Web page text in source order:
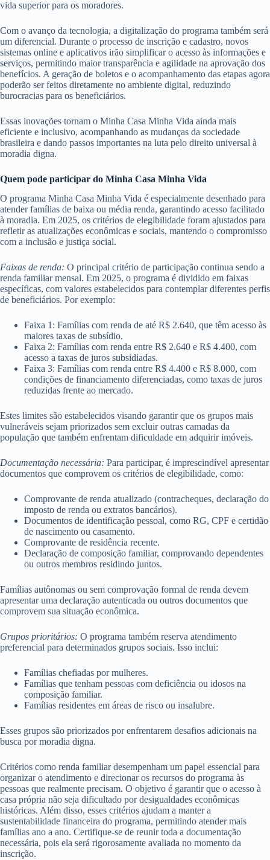
vida superior para os moradores.
Com o avanço da tecnologia, a digitalização do programa também será
um diferencial. Durante o processo de inscrição e cadastro, novos
sistemas online e aplicativos irão simplificar o acesso às informações e
serviços, permitindo maior transparência e agilidade na aprovação dos
benefícios. A geração de boletos e o acompanhamento das etapas agora
poderão ser feitos diretamente no ambiente digital, reduzindo
burocracias para os beneficiários.
Essas inovações tornam o Minha Casa Minha Vida ainda mais
eficiente e inclusivo, acompanhando as mudanças da sociedade
brasileira e dando passos importantes na luta pelo direito universal à
moradia digna.
Quem pode participar do Minha Casa Minha Vida
O programa Minha Casa Minha Vida é especialmente desenhado para
atender famílias de baixa ou média renda, garantindo acesso facilitado
à moradia. Em 2025, os critérios de elegibilidade foram ajustados para
refletir as atualizações econômicas e sociais, mantendo o compromisso
com a inclusão e justiça social.
Faixas de renda: O principal critério de participação continua sendo a
renda familiar mensal. Em 2025, o programa é dividido em faixas
específicas, com valores estabelecidos para contemplar diferentes perfis
de beneficiários. Por exemplo:
Faixa 1: Famílias com renda de até R$ 2.640, que têm acesso às
maiores taxas de subsídio.
Faixa 2: Famílias com renda entre R$ 2.640 e R$ 4.400, com
acesso a taxas de juros subsidiadas.
Faixa 3: Famílias com renda entre R$ 4.400 e R$ 8.000, com
condições de financiamento diferenciadas, como taxas de juros
reduzidas frente ao mercado.
Estes limites são estabelecidos visando garantir que os grupos mais
vulneráveis sejam priorizados sem excluir outras camadas da
população que também enfrentam dificuldade em adquirir imóveis.
Documentação necessária: Para participar, é imprescindível apresentar
documentos que comprovem os critérios de elegibilidade, como:
Comprovante de renda atualizado (contracheques, declaração do
imposto de renda ou extratos bancários).
Documentos de identificação pessoal, como RG, CPF e certidão
de nascimento ou casamento.
Comprovante de residência recente.
Declaração de composição familiar, comprovando dependentes
ou outros membros residindo juntos.
Famílias autônomas ou sem comprovação formal de renda devem
apresentar uma declaração autenticada ou outros documentos que
comprovem sua situação econômica.
Grupos prioritários: O programa também reserva atendimento
preferencial para determinados grupos sociais. Isso inclui:
Famílias chefiadas por mulheres.
Famílias que tenham pessoas com deficiência ou idosos na
composição familiar.
Famílias residentes em áreas de risco ou insalubre.
Esses grupos são priorizados por enfrentarem desafios adicionais na
busca por moradia digna.
Critérios como renda familiar desempenham um papel essencial para
organizar o atendimento e direcionar os recursos do programa às
pessoas que realmente precisam. O objetivo é garantir que o acesso à
casa própria não seja dificultado por desigualdades econômicas
históricas. Além disso, esses critérios ajudam a manter a
sustentabilidade financeira do programa, permitindo atender mais
famílias ano a ano. Certifique-se de reunir toda a documentação
necessária, pois ela será rigorosamente avaliada no momento da
inscrição.